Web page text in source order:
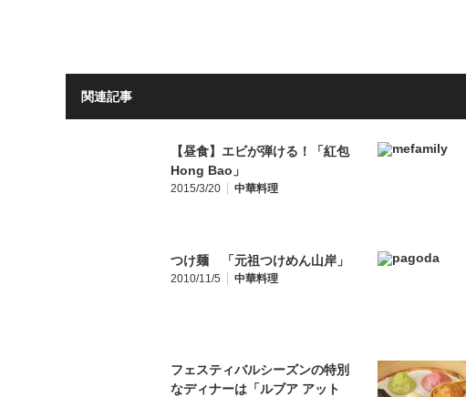
関連記事
【昼食】エビが弾ける！「紅包
Hong Bao」
2015/3/20 中華料理
つけ麺 「元祖つけめん山岸」
2010/11/5 中華料理
フェスティバルシーズンの特別
なディナーは「ルブア アット